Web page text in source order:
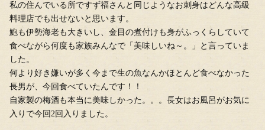
私の住んでいる所ですず福さんと同じようなお刺身はどんな高級
料理店でも出せないと思います。
鮑も伊勢海老も大きいし、金目の煮付けも身がふっくらしていて
食べながら何度も家族みんなで「美味しいね～。」と言っていま
した。
何より好き嫌いが多く今まで生の魚なんかほとんど食べなかった
長男が、今回食べていたんです！！
自家製の梅酒も本当に美味しかった。。。長女はお風呂がお気に
入りで今回2回入りました。